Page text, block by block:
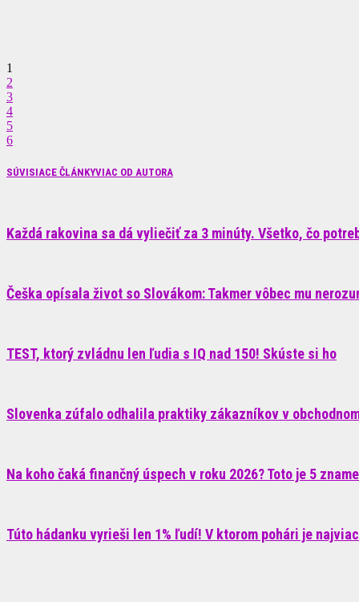
1
2
3
4
5
6
SÚVISIACE ČLÁNKYVIAC OD AUTORA
Každá rakovina sa dá vyliečiť za 3 minúty. Všetko, čo
Češka opísala život so Slovákom: Takmer vôbec mu
TEST, ktorý zvládnu len ľudia s IQ nad 150! Skúste si ho
Slovenka zúfalo odhalila praktiky zákazníkov v
Na koho čaká finančný úspech v roku 2026? Toto je 5
Túto hádanku vyrieši len 1% ľudí! V ktorom pohári je